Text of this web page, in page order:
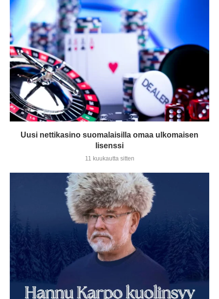
Uusi nettikasino suomalaisilla omaa ulkomaisen
lisenssi
11 kuukautta sitten